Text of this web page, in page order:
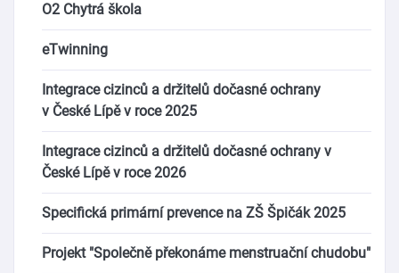
O2 Chytrá škola
eTwinning
Integrace cizinců a držitelů dočasné ochrany
v České Lípě v roce 2025
Integrace cizinců a držitelů dočasné ochrany v
České Lípě v roce 2026
Specifická primární prevence na ZŠ Špičák 2025
Projekt "Společně překonáme menstruační chudobu"